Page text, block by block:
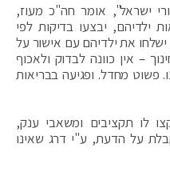
ישראל", אומר חה"כ מעוז,
ילדיהם, יבצעו בדיקות לפי
ישלחו את ילדיהם עם אישור על
– אין כוונה לבדוק ולאכוף
פשוט מחדל. ופגיעה בבריאות
לו תקציבים ומשאבי ענק,
על הדעת, ע"י דרג שאינו